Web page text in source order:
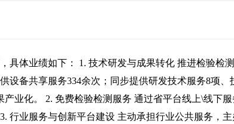
具体业绩如下： 1. 技术研发与成果转化 推进检验检
设备共享服务334余次；同步提供研发技术服务8项、
业化。 2. 免费检验检测服务 通过省平台线上\线下服
行业服务与创新平台建设 主动承担行业公共服务，